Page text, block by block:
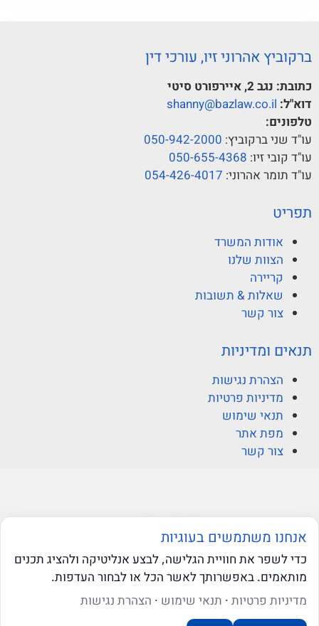
ברקוביץ אהרוני זיו, עורכי דין
כתובת: נגב 2, איירפורט סיטי
דוא"ל: shanny@bazlaw.co.il
טלפונים:
עו"ד שני ברקוביץ: 050-942-2000
עו"ד קובי זיו: 050-655-4368
עו"ד תומר אהרוני: 054-426-4017
תפריט
אודות המשרד
הצוות שלנו
קריירה
שאלות & תשובות
צור קשר
תנאים ומדיניות
הצהרת נגישות
מדיניות פרטיות
תנאי שימוש
מפת אתר
צור קשר
© ברקוביץ אהרוני זיו
אנחנו משתמשים בעוגיות
כדי לשפר את חוויית הגלישה, לבצע אנליטיקה ולהציג תכנים
מותאמים. באפשרותך לאשר הכל או לבחור העדפות.
מדיניות פרטיות · תנאי שימוש · הצהרת נגישות